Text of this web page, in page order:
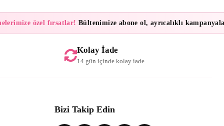
özel fırsatlar!Bültenimize abone ol, ayrıcalıklı kampanyalar
Kolay İade
14 gün içinde kolay iade
Bizi Takip Edin